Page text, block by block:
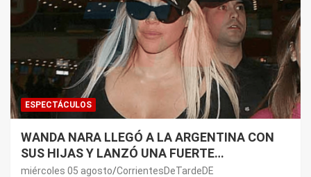
ESPECTÁCULOS
WANDA NARA LLEGÓ A LA ARGENTINA CON
SUS HIJAS Y LANZÓ UNA FUERTE
PREMONICIÓN SOBRE MAURO ICARDI
miércoles 05 agosto CorrientesDeTardeDE